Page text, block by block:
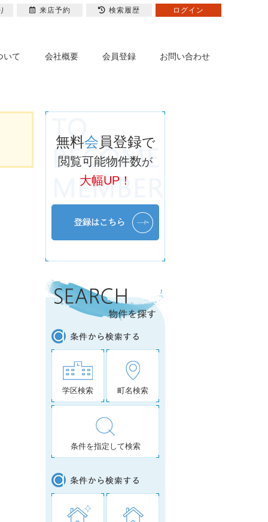
いて 会社概要 会員登録 お問い合わせ
無料会員登録で
閲覧可能物件数が
大幅UP！
学区検索 町名検索
条件を指定して検索
来店予約 検索履歴 ログイン